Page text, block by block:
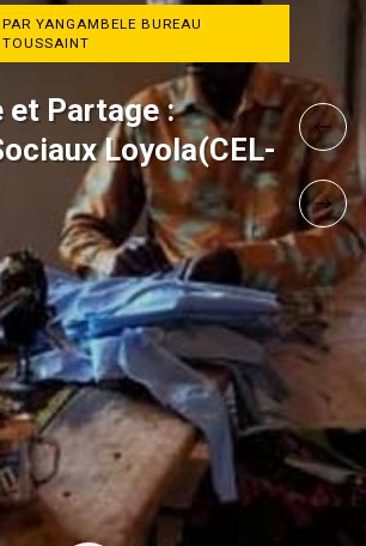
PAR YANGAMBELE BUREAU
TOUSSAINT
et Partage :
Loyola(CEL-